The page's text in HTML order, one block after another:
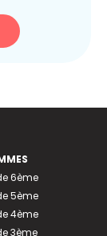
6ème
5ème
4ème
3ème